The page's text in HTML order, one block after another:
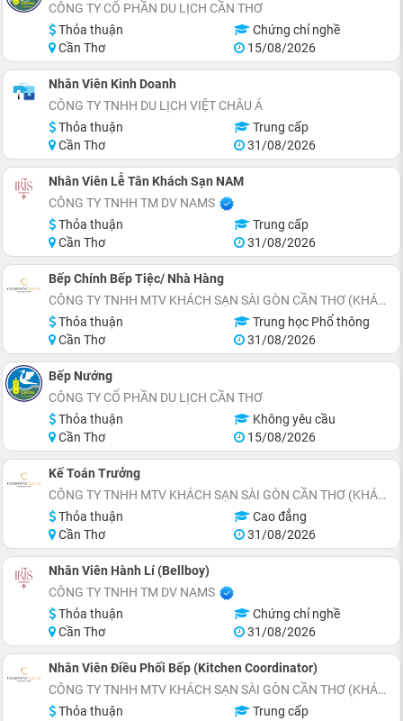
CÔNG TY CỔ PHẦN DU LỊCH CẦN THƠ
Thỏa thuận
Chứng chỉ nghề
Cần Thơ
15/08/2026
Nhân Viên Kinh Doanh
CÔNG TY TNHH DU LỊCH VIỆT CHÂU Á
Thỏa thuận
Trung cấp
Cần Thơ
31/08/2026
Nhân Viên Lễ Tân Khách Sạn NAM
CÔNG TY TNHH TM DV NAMS
Thỏa thuận
Trung cấp
Cần Thơ
31/08/2026
Bếp Chính Bếp Tiệc/ Nhà Hàng
CÔNG TY TNHH MTV KHÁCH SẠN SÀI GÒN CẦN THƠ (KHÁCH SẠN CHARMANT SUITES)
Thỏa thuận
Trung học Phổ thông
Cần Thơ
31/08/2026
Bếp Nướng
CÔNG TY CỔ PHẦN DU LỊCH CẦN THƠ
Thỏa thuận
Không yêu cầu
Cần Thơ
15/08/2026
Kế Toán Trưởng
CÔNG TY TNHH MTV KHÁCH SẠN SÀI GÒN CẦN THƠ (KHÁCH SẠN CHARMANT SUITES)
Thỏa thuận
Cao đẳng
Cần Thơ
31/08/2026
Nhân Viên Hành Lí (Bellboy)
CÔNG TY TNHH TM DV NAMS
Thỏa thuận
Chứng chỉ nghề
Cần Thơ
31/08/2026
Nhân Viên Điều Phối Bếp (Kitchen Coordinator)
CÔNG TY TNHH MTV KHÁCH SẠN SÀI GÒN CẦN THƠ (KHÁCH SẠN CHARMANT SUITES)
Thỏa thuận
Trung cấp